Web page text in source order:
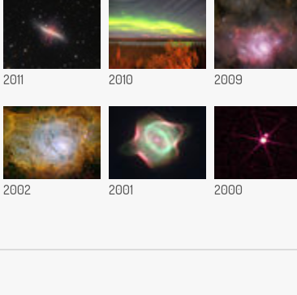
2011 2010 2009
2002 2001 2000